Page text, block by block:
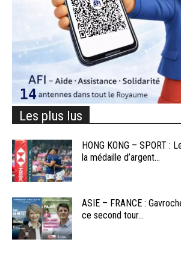
Les plus lus
HONG KONG – SPORT :
la médaille d’argent...
ASIE – FRANCE :
ce second tour...